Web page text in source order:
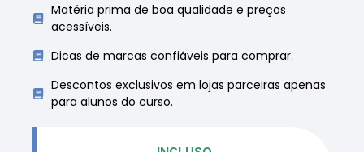
Matéria prima de boa qualidade e preços
acessíveis.
Dicas de marcas confiáveis para comprar.
Descontos exclusivos em lojas parceiras apenas
para alunos do curso.